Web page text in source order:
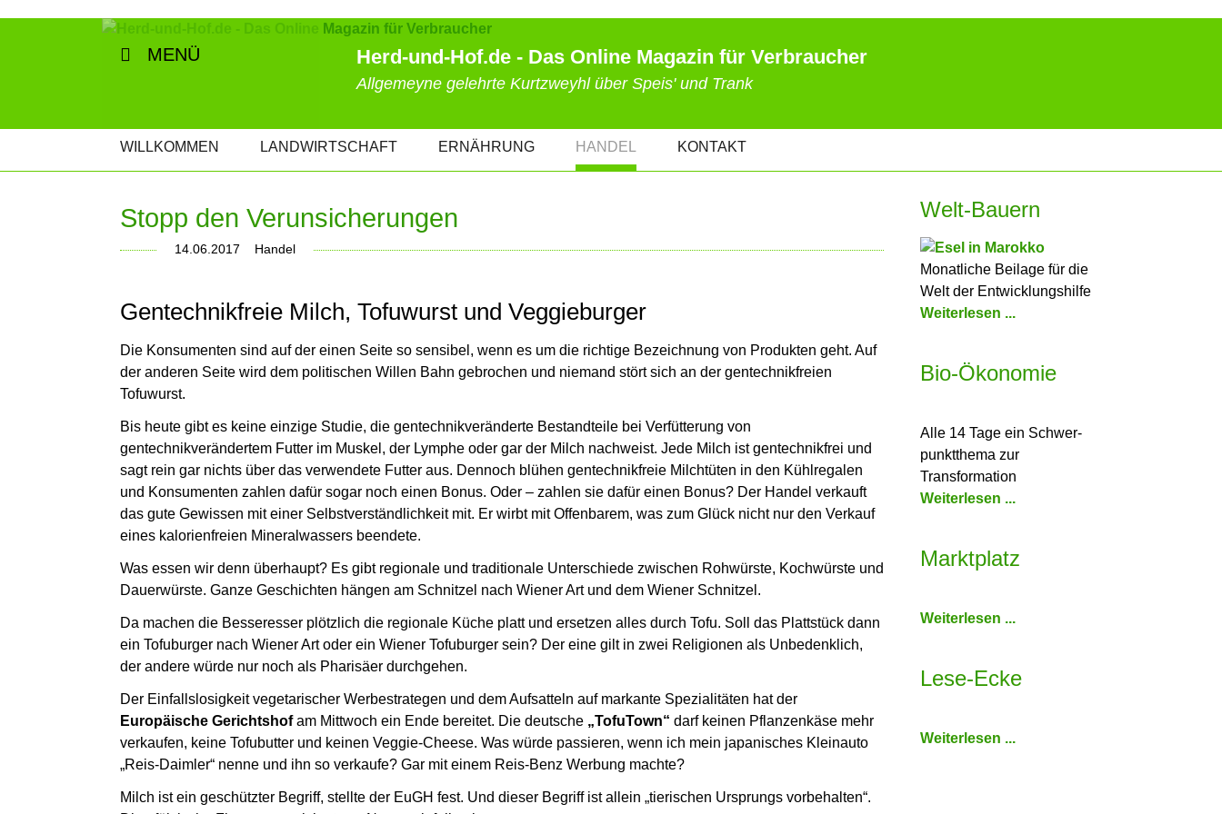
Herd-und-Hof.de - Das Online Magazin für Verbraucher
Allgemeyne gelehrte Kurtzweyhl über Speis' und Trank
MENÜ
NAVIGATION
ÜBERSPRINGEN
WILLKOMMEN LANDWIRTSCHAFT ERNÄHRUNG HANDEL KONTAKT
Stopp den Verunsicherungen
14.06.2017 Handel
Gentechnikfreie Milch, Tofuwurst und Veggieburger
Die Konsumenten sind auf der einen Seite so sensibel, wenn es um die richtige Bezeichnung von Produkten geht. Auf
der anderen Seite wird dem politischen Willen Bahn gebrochen und niemand stört sich an der gentechnikfreien
Tofuwurst.
Bis heute gibt es keine einzige Studie, die gentechnikveränderte Bestandteile bei Verfütterung von
gentechnikverändertem Futter im Muskel, der Lymphe oder gar der Milch nachweist. Jede Milch ist gentechnikfrei und
sagt rein gar nichts über das verwendete Futter aus. Dennoch blühen gentechnikfreie Milchtüten in den Kühlregalen
und Konsumenten zahlen dafür sogar noch einen Bonus. Oder – zahlen sie dafür einen Bonus? Der Handel verkauft
das gute Gewissen mit einer Selbstverständlichkeit mit. Er wirbt mit Offenbarem, was zum Glück nicht nur den Verkauf
eines kalorienfreien Mineralwassers beendete.
Was essen wir denn überhaupt? Es gibt regionale und traditionale Unterschiede zwischen Rohwürste, Kochwürste und
Dauerwürste. Ganze Geschichten hängen am Schnitzel nach Wiener Art und dem Wiener Schnitzel.
Da machen die Besseresser plötzlich die regionale Küche platt und ersetzen alles durch Tofu. Soll das Plattstück dann
ein Tofuburger nach Wiener Art oder ein Wiener Tofuburger sein? Der eine gilt in zwei Religionen als Unbedenklich,
der andere würde nur noch als Pharisäer durchgehen.
Der Einfallslosigkeit vegetarischer Werbestrategen und dem Aufsatteln auf markante Spezialitäten hat der
Europäische Gerichtshofam Mittwoch ein Ende bereitet. Die deutsche „TofuTown“ darf keinen Pflanzenkäse mehr
verkaufen, keine Tofubutter und keinen Veggie-Cheese. Was würde passieren, wenn ich mein japanisches Kleinauto
„Reis-Daimler“ nenne und ihn so verkaufe? Gar mit einem Reis-Benz Werbung machte?
Milch ist ein geschützter Begriff, stellte der EuGH fest. Und dieser Begriff ist allein „tierischen Ursprungs vorbehalten“.
Welt-Bauern
Monatliche Beilage für die
Welt der Entwicklungshilfe
Weiterlesen ...
Bio-Ökonomie
Alle 14 Tage ein Schwer­
punkt­thema zur
Transformation
Weiterlesen ...
Marktplatz
Weiterlesen ...
Lese-Ecke
Weiterlesen ...